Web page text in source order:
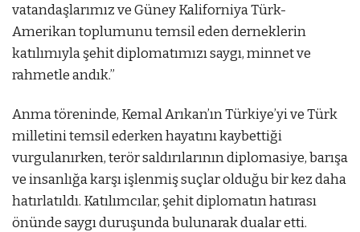
vatandaşlarımız ve Güney Kaliforniya Türk-
Amerikan toplumunu temsil eden derneklerin
katılımıyla şehit diplomatımızı saygı, minnet ve
rahmetle andık.”
Anma töreninde, Kemal Arıkan’ın Türkiye’yi ve Türk
milletini temsil ederken hayatını kaybettiği
vurgulanırken, terör saldırılarının diplomasiye, barışa
ve insanlığa karşı işlenmiş suçlar olduğu bir kez daha
hatırlatıldı. Katılımcılar, şehit diplomatın hatırası
önünde saygı duruşunda bulunarak dualar etti.